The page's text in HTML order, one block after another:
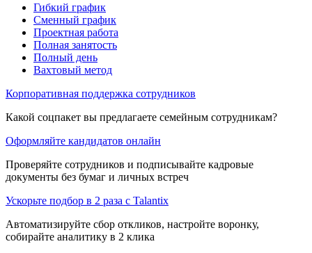
Гибкий график
Сменный график
Проектная работа
Полная занятость
Полный день
Вахтовый метод
Корпоративная поддержка сотрудников
Какой соцпакет вы предлагаете семейным сотрудникам?
Оформляйте кандидатов онлайн
Проверяйте сотрудников и подписывайте кадровые
документы без бумаг и личных встреч
Ускорьте подбор в 2 раза с Talantix
Автоматизируйте сбор откликов, настройте воронку,
собирайте аналитику в 2 клика